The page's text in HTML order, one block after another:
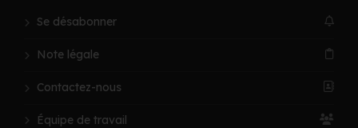
Se désabonner
Note légale
Contactez-nous
Équipe de travail